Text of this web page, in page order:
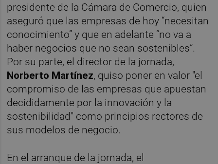
presidente de la Cámara de Comercio, quien
aseguró que las empresas de hoy “necesitan
conocimiento” y que en adelante “no va a
haber negocios que no sean sostenibles”.
Por su parte, el director de la jornada,
Norberto Martínez, quiso poner en valor "el
compromiso de las empresas que apuestan
decididamente por la innovación y la
sostenibilidad" como principios rectores de
sus modelos de negocio.
En el arranque de la jornada, el